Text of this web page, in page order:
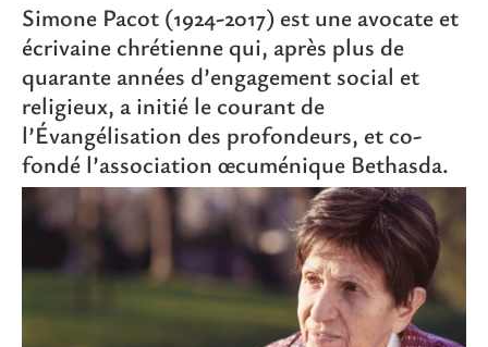
Simone Pacot (1924-2017) est une avocate et
écrivaine chrétienne qui, après plus de
quarante années d’engagement social et
religieux, a initié le courant de
l’Évangélisation des profondeurs, et co-
fondé l’association œcuménique Bethasda.